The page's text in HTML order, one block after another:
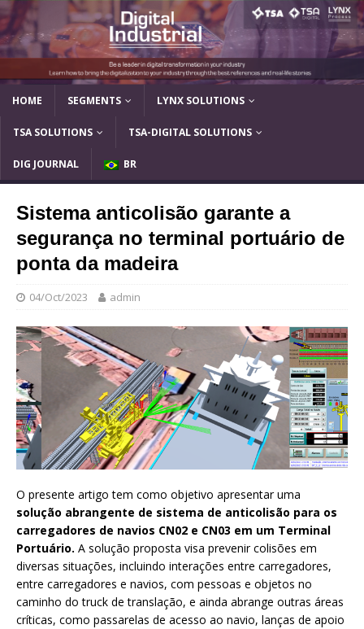
HOME SEGMENTS LYNX SOLUTIONS
TSA SOLUTIONS TSA-DIGITAL SOLUTIONS
DIG JOURNAL BR
Sistema anticolisão garante a
segurança no terminal portuário de
ponta da madeira
04/Oct/2023 admin
O presente artigo tem como objetivo apresentar uma
solução abrangente de sistema de anticolisão para os
carregadores de navios CN02 e CN03 em um Terminal
Portuário. A solução proposta visa prevenir colisões em
diversas situações, incluindo interações entre carregadores,
entre carregadores e navios, com pessoas e objetos no
caminho do truck de translação, e ainda abrange outras áreas
críticas, como passarelas de acesso ao navio, lanças de apoio